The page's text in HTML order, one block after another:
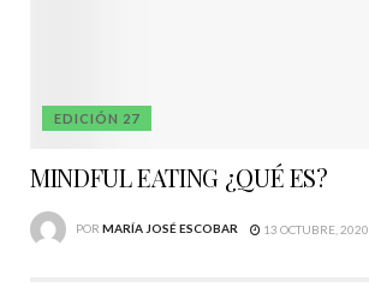
EDICIÓN 27
MINDFUL EATING ¿QUÉ ES?
POR MARÍA JOSÉ ESCOBAR 13 OCTUBRE, 2020